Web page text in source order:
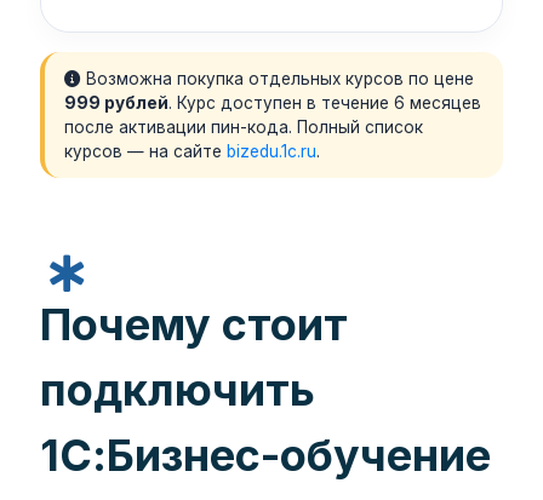
Возможна покупка отдельных курсов по цене
999 рублей. Курс доступен в течение 6 месяцев
после активации пин-кода. Полный список
курсов — на сайте bizedu.1c.ru.
Почему стоит
подключить
1С:Бизнес-обучение